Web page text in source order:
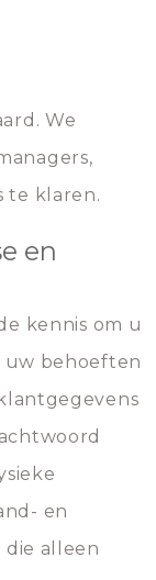
We
te klaren.
en
kennis om u
uw behoeften
en
alleen